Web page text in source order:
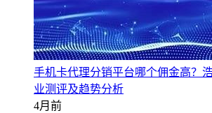
手机卡代理分销平台哪个佣金高？
业测评及趋势分析
4月前